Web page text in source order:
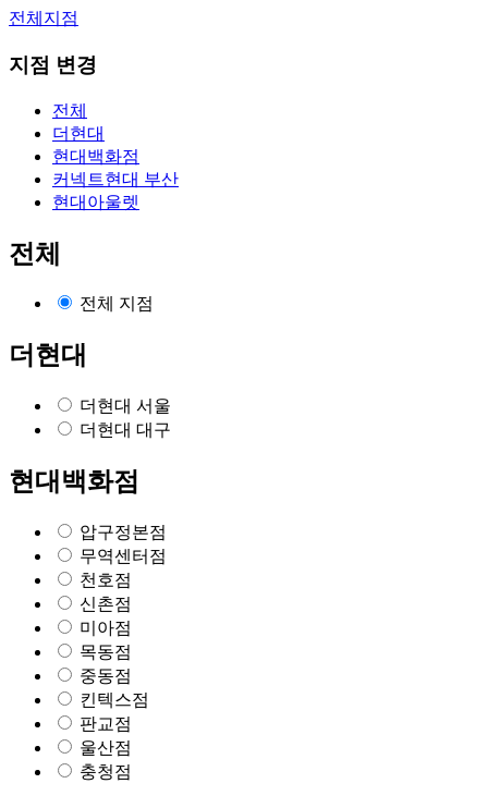
전체지점
지점 변경
전체
더현대
현대백화점
커넥트현대 부산
현대아울렛
전체
전체 지점
더현대
더현대 서울
더현대 대구
현대백화점
압구정본점
무역센터점
천호점
신촌점
미아점
목동점
중동점
킨텍스점
판교점
울산점
충청점